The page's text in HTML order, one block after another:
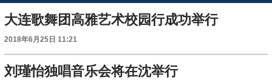
大连歌舞团高雅艺术校园行成功举行
2018年6月25日 11:21
刘瑾怡独唱音乐会将在沈举行